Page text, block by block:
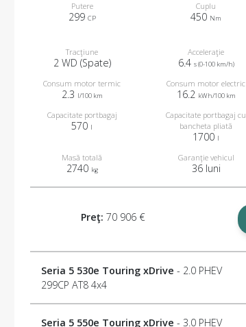
Putere
299 CP
Cuplu
450 Nm
Tracţiune
2 WD (Spate)
Acceleraţie
6.4 s (0-100 km/h)
Consum motor termic
2.3 l/100 km
Consum motor electric
16.2 kWh/100 km
Capacitate portbagaj
570 l
Capacitate portbagaj cu
bancheta pliată
1700 l
Masă totală
2740 kg
Garanţie vehicul
36 luni
Preţ: 70 906 €
Seria 5 530e Touring xDrive - 2.0 PHEV
299CP AT8 4x4
Seria 5 550e Touring xDrive - 3.0 PHEV